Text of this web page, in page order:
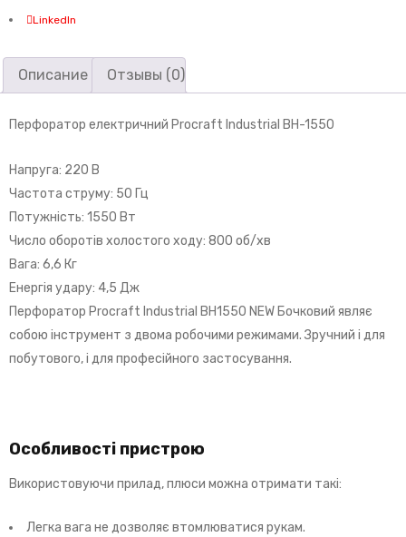
LinkedIn
Описание Отзывы (0)
Перфоратор електричний Procraft Industrial BH-1550
Напруга: 220 В
Частота струму: 50 Гц
Потужність: 1550 Вт
Число оборотів холостого ходу: 800 об/хв
Вага: 6,6 Кг
Енергія удару: 4,5 Дж
Перфоратор Procraft Industrial BH1550 NEW Бочковий являє
собою інструмент з двома робочими режимами. Зручний і для
побутового, і для професійного застосування.
Особливості пристрою
Використовуючи прилад, плюси можна отримати такі:
Легка вага не дозволяє втомлюватися рукам.